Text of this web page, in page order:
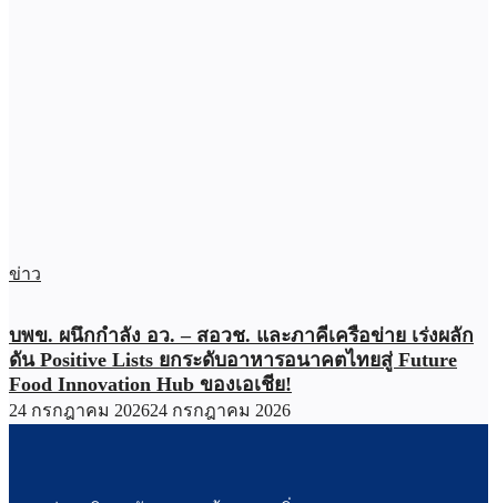
ข่าว
บพข. ผนึกกำลัง อว. – สอวช. และภาคีเครือข่าย เร่งผลัก
ดัน Positive Lists ยกระดับอาหารอนาคตไทยสู่ Future
Food Innovation Hub ของเอเชีย!
24 กรกฎาคม 202624 กรกฎาคม 2026